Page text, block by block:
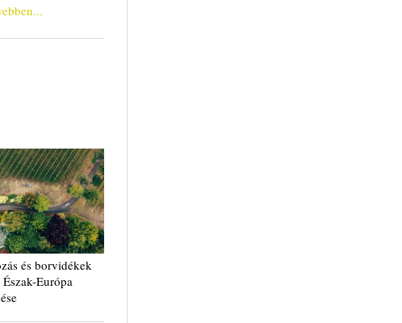
és borvidékek
Európa